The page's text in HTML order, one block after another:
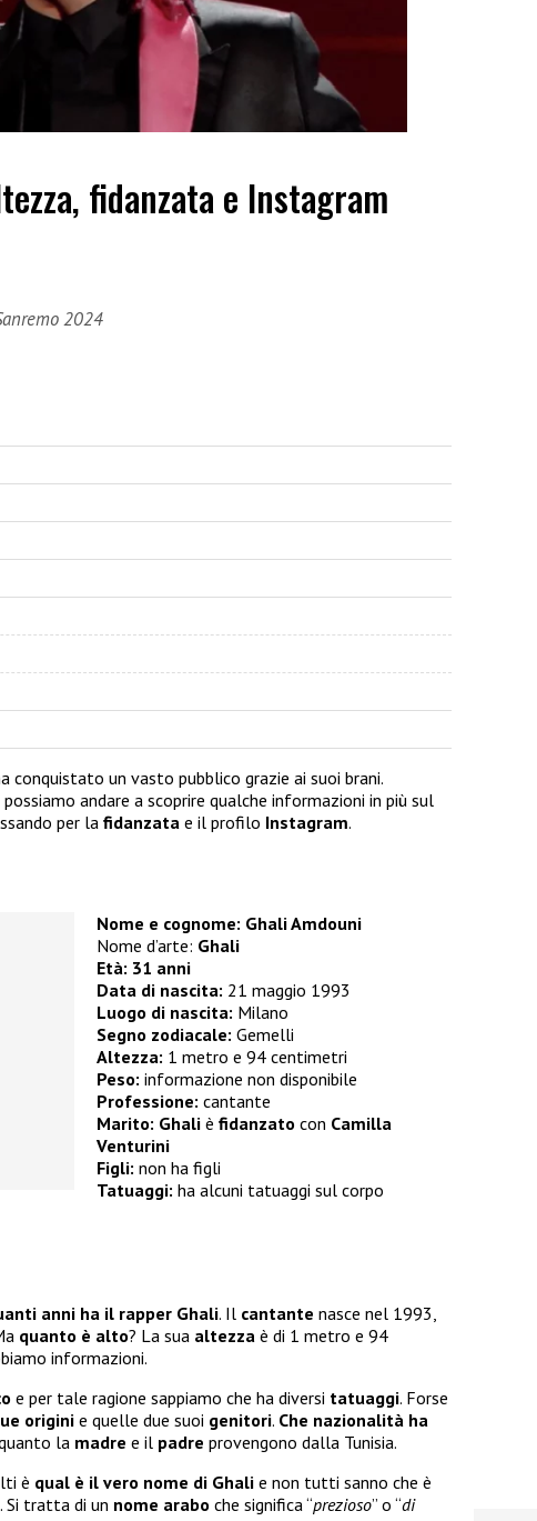
fidanzata e Instagram
2024
conquistato un vasto pubblico grazie ai suoi brani.
andare a scoprire qualche informazioni in più sul
per la fidanzata e il profilo Instagram.
Nome e cognome: Ghali Amdouni
Nome d’arte: Ghali
Età: 31 anni
Data di nascita: 21 maggio 1993
Luogo di nascita: Milano
Segno zodiacale: Gemelli
Altezza: 1 metro e 94 centimetri
Peso: informazione non disponibile
Professione: cantante
Marito: Ghali è fidanzato con Camilla
Venturini
Figli: non ha figli
Tatuaggi: ha alcuni tatuaggi sul corpo
anni ha il rapper Ghali. Il cantante nasce nel 1993,
quanto è alto? La sua altezza è di 1 metro e 94
informazioni.
e per tale ragione sappiamo che ha diversi tatuaggi. Forse
origini e quelle due suoi genitori. Che nazionalità ha
la madre e il padre provengono dalla Tunisia.
è qual è il vero nome di Ghali e non tutti sanno che è
Si tratta di un nome arabo che significa “prezioso” o “di